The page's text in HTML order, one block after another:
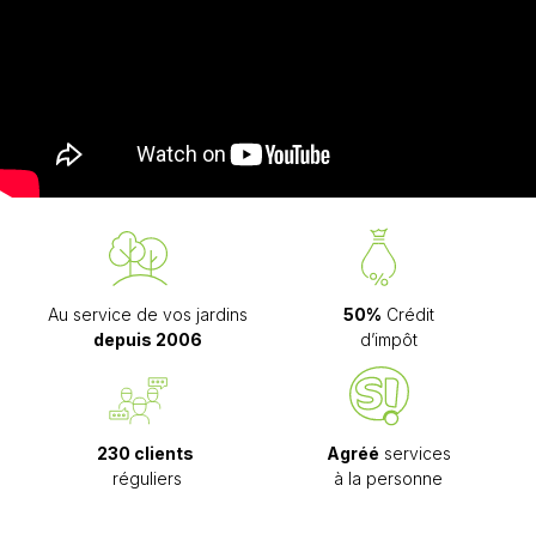
Au service de vos jardins
depuis 2006
50% Crédit
d’impôt
230 clients
réguliers
Agréé services
à la personne